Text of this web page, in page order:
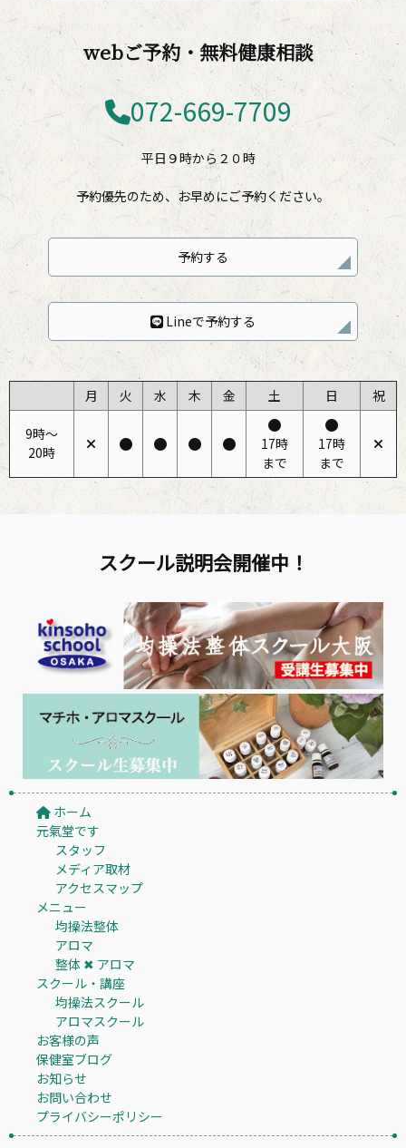
webご予約・無料健康相談
072-669-7709
平日９時から２０時
予約優先のため、お早めにご予約ください。
予約する
Lineで予約する
月 火 水 木 金 土 日 祝
9時〜
20時
17時
まで
17時
まで
スクール説明会開催中！
ホーム
元氣堂です
スタッフ
メディア取材
アクセスマップ
メニュー
均操法整体
アロマ
整体 ✖︎ アロマ
スクール・講座
均操法スクール
アロマスクール
お客様の声
保健室ブログ
お知らせ
お問い合わせ
プライバシーポリシー